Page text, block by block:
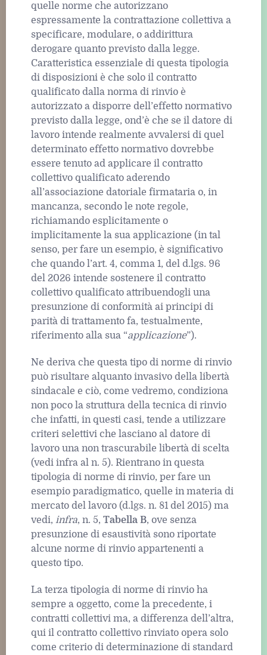
quelle norme che autorizzano
espressamente la contrattazione collettiva a
specificare, modulare, o addirittura
derogare quanto previsto dalla legge.
Caratteristica essenziale di questa tipologia
di disposizioni è che solo il contratto
qualificato dalla norma di rinvio è
autorizzato a disporre dell’effetto normativo
previsto dalla legge, ond’è che se il datore di
lavoro intende realmente avvalersi di quel
determinato effetto normativo dovrebbe
essere tenuto ad applicare il contratto
collettivo qualificato aderendo
all’associazione datoriale firmataria o, in
mancanza, secondo le note regole,
richiamando esplicitamente o
implicitamente la sua applicazione (in tal
senso, per fare un esempio, è significativo
che quando l’art. 4, comma 1, del d.lgs. 96
del 2026 intende sostenere il contratto
collettivo qualificato attribuendogli una
presunzione di conformità ai principi di
parità di trattamento fa, testualmente,
riferimento alla sua “applicazione”).
Ne deriva che questa tipo di norme di rinvio
può risultare alquanto invasivo della libertà
sindacale e ciò, come vedremo, condiziona
non poco la struttura della tecnica di rinvio
che infatti, in questi casi, tende a utilizzare
criteri selettivi che lasciano al datore di
lavoro una non trascurabile libertà di scelta
(vedi infra al n. 5). Rientrano in questa
tipologia di norme di rinvio, per fare un
esempio paradigmatico, quelle in materia di
mercato del lavoro (d.lgs. n. 81 del 2015) ma
vedi, infra, n. 5, Tabella B, ove senza
presunzione di esaustività sono riportate
alcune norme di rinvio appartenenti a
questo tipo.
La terza tipologia di norme di rinvio ha
sempre a oggetto, come la precedente, i
contratti collettivi ma, a differenza dell’altra,
qui il contratto collettivo rinviato opera solo
come criterio di determinazione di standard